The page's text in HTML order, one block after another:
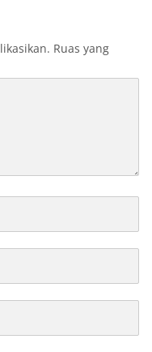
Ruas yang